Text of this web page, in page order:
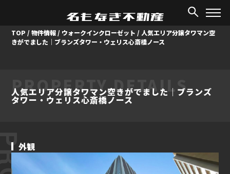
TOP /物件情報 / ウォークインクローゼット / 人気エリア分譲タワマン空
きがでました｜ブランズタワー・ウェリス心斎橋ノース
PROPERTY DETAILS
人気エリア分譲タワマン空きがでました｜ブランズ
タワー・ウェリス心斎橋ノース
外観